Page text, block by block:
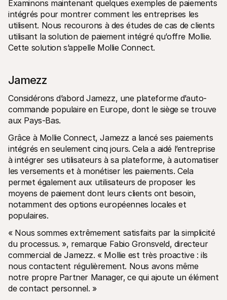
Examinons maintenant quelques exemples de paiements
intégrés pour montrer comment les entreprises les
utilisent. Nous recourons à des études de cas de clients
utilisant la solution de paiement intégré qu’offre Mollie.
Cette solution s’appelle Mollie Connect.
Jamezz
Considérons d’abord Jamezz, une plateforme d’auto-
commande populaire en Europe, dont le siège se trouve
aux Pays-Bas.
Grâce à Mollie Connect, Jamezz a lancé ses paiements
intégrés en seulement cinq jours. Cela a aidé l’entreprise
à intégrer ses utilisateurs à sa plateforme, à automatiser
les versements et à monétiser les paiements. Cela
permet également aux utilisateurs de proposer les
moyens de paiement dont leurs clients ont besoin,
notamment des options européennes locales et
populaires.
« Nous sommes extrêmement satisfaits par la simplicité
du processus. », remarque Fabio Gronsveld, directeur
commercial de Jamezz. « Mollie est très proactive : ils
nous contactent régulièrement. Nous avons même
notre propre Partner Manager‚ ce qui ajoute un élément
de contact personnel. »